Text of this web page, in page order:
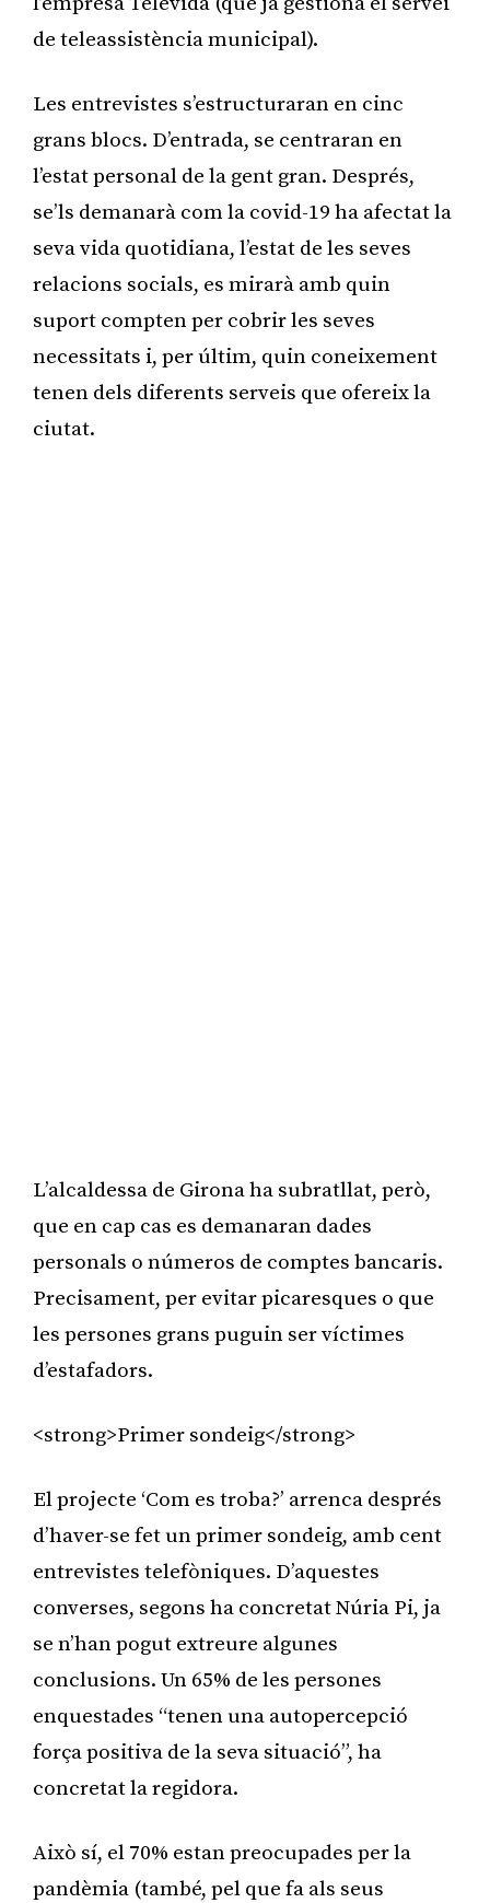
de teleassistència municipal).
Les entrevistes s’estructuraran en cinc
grans blocs. D’entrada, se centraran en
l’estat personal de la gent gran. Després,
se’ls demanarà com la covid-19 ha afectat la
seva vida quotidiana, l’estat de les seves
relacions socials, es mirarà amb quin
suport compten per cobrir les seves
necessitats i, per últim, quin coneixement
tenen dels diferents serveis que ofereix la
ciutat.
L’alcaldessa de Girona ha subratllat, però,
que en cap cas es demanaran dades
personals o números de comptes bancaris.
Precisament, per evitar picaresques o que
les persones grans puguin ser víctimes
d’estafadors.
<strong>Primer sondeig</strong>
El projecte ‘Com es troba?’ arrenca després
d’haver-se fet un primer sondeig, amb cent
entrevistes telefòniques. D’aquestes
converses, segons ha concretat Núria Pi, ja
se n’han pogut extreure algunes
conclusions. Un 65% de les persones
enquestades “tenen una autopercepció
força positiva de la seva situació”, ha
concretat la regidora.
Això sí, el 70% estan preocupades per la
pandèmia (també, pel que fa als seus